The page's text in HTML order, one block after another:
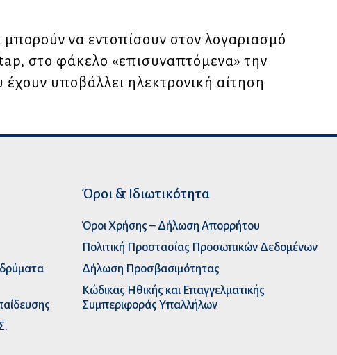
να εντοπίσουν στον λογαριασμό
στο φάκελο «επισυναπτόμενα» την
υποβάλλει ηλεκτρονική αίτηση
Όροι & Ιδιωτικότητα
Όροι Χρήσης – Δήλωση Απορρήτου
Πολιτική Προστασίας Προσωπικών Δεδομένων
Δήλωση Προσβασιμότητας
Κώδικας Ηθικής και Επαγγελματικής
Συμπεριφοράς Υπαλλήλων